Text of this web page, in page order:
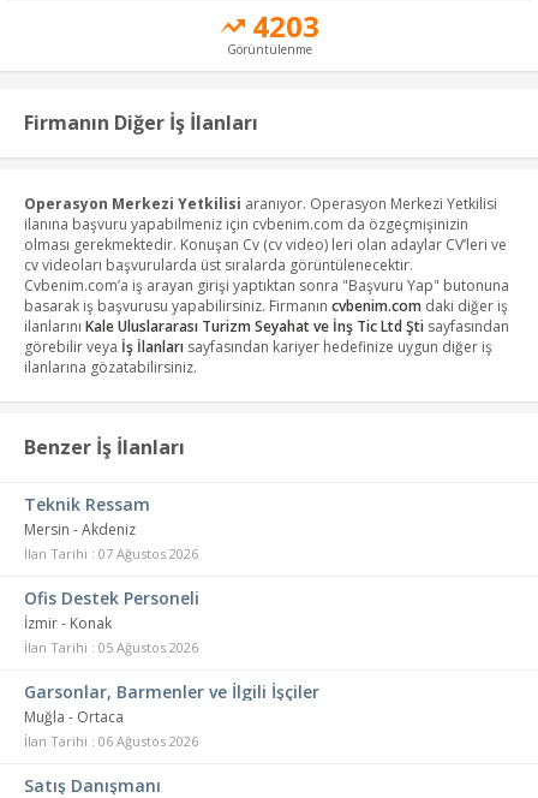
4203
Görüntülenme
Firmanın Diğer İş İlanları
Operasyon Merkezi Yetkilisi aranıyor. Operasyon Merkezi Yetkilisi
ilanına başvuru yapabilmeniz için cvbenim.com da özgeçmişinizin
olması gerekmektedir. Konuşan Cv (cv video) leri olan adaylar CV’leri ve
cv videoları başvurularda üst sıralarda görüntülenecektir.
Cvbenim.com’a iş arayan girişi yaptıktan sonra "Başvuru Yap" butonuna
basarak iş başvurusu yapabilirsiniz. Firmanın cvbenim.com daki diğer iş
ilanlarını Kale Uluslararası Turizm Seyahat ve İnş Tic Ltd Şti sayfasından
görebilir veya İş İlanları sayfasından kariyer hedefinize uygun diğer iş
ilanlarına gözatabilirsiniz.
Benzer İş İlanları
Teknik Ressam
Mersin - Akdeniz
İlan Tarihi : 07 Ağustos 2026
Ofis Destek Personeli
İzmir - Konak
İlan Tarihi : 05 Ağustos 2026
Garsonlar, Barmenler ve İlgili İşçiler
Muğla - Ortaca
İlan Tarihi : 06 Ağustos 2026
Satış Danışmanı